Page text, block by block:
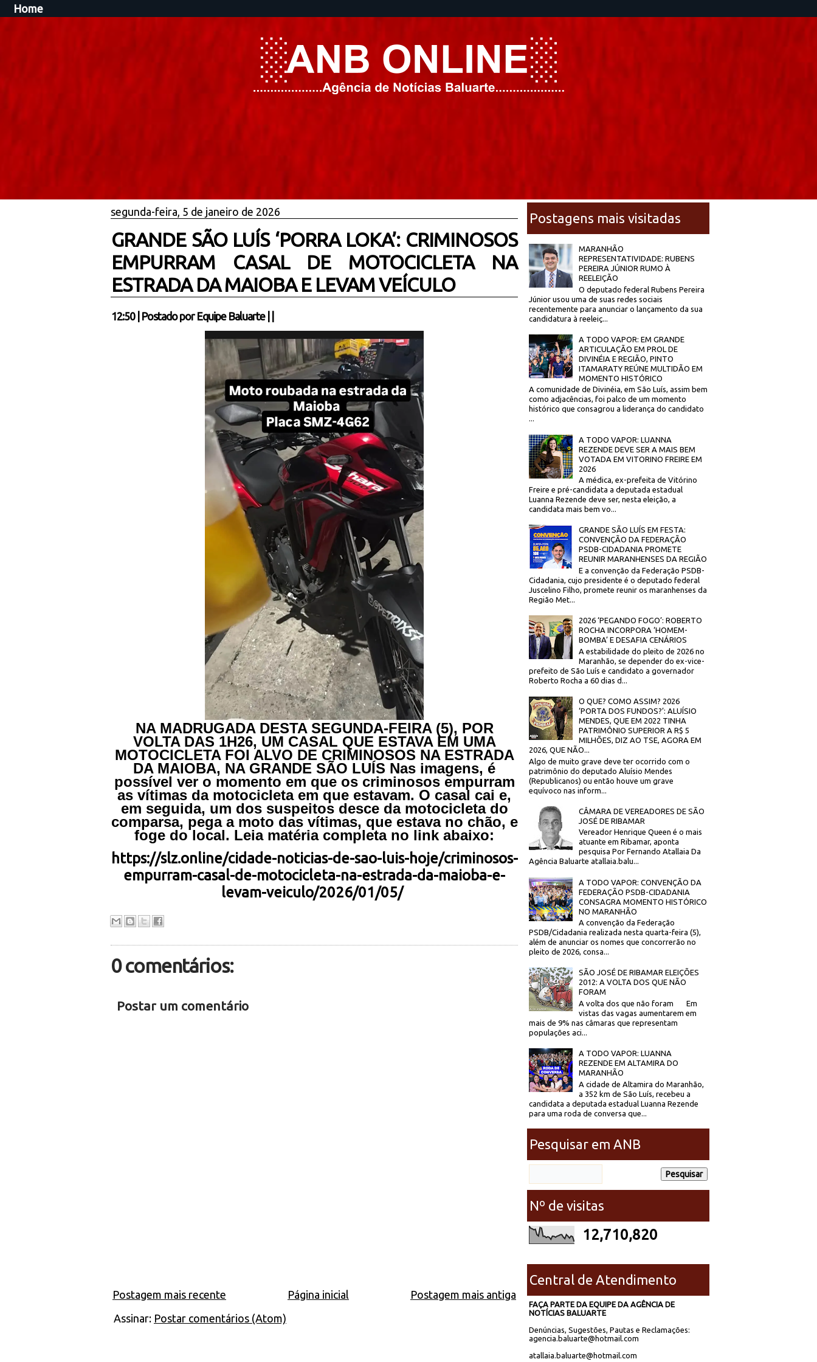
Home
segunda-feira, 5 de janeiro de 2026
GRANDE SÃO LUÍS ‘PORRA LOKA’: CRIMINOSOS
EMPURRAM CASAL DE MOTOCICLETA NA
ESTRADA DA MAIOBA E LEVAM VEÍCULO
12:50| Postado por Equipe Baluarte
NA MADRUGADA DESTA SEGUNDA-FEIRA (5), POR
VOLTA DAS 1H26, UM CASAL QUE ESTAVA EM UMA
MOTOCICLETA FOI ALVO DE CRIMINOSOS NA ESTRADA
DA MAIOBA, NA GRANDE SÃO LUÍS Nas imagens, é
possível ver o momento em que os criminosos empurram
as vítimas da motocicleta em que estavam. O casal cai e,
em seguida, um dos suspeitos desce da motocicleta do
comparsa, pega a moto das vítimas, que estava no chão, e
foge do local. Leia matéria completa no link abaixo:
https://slz.online/cidade-noticias-de-sao-luis-hoje/criminosos-
empurram-casal-de-motocicleta-na-estrada-da-maioba-e-
levam-veiculo/2026/01/05/
0 comentários:
Postar um comentário
Postagem mais recente Postagem mais antiga
Página inicial
Assinar: Postar comentários (Atom)
Postagens mais visitadas
MARANHÃO
REPRESENTATIVIDADE: RUBENS
PEREIRA JÚNIOR RUMO À
REELEIÇÃO
O deputado federal Rubens Pereira
Júnior usou uma de suas redes sociais
recentemente para anunciar o lançamento da sua
candidatura à reeleiç...
A TODO VAPOR: EM GRANDE
ARTICULAÇÃO EM PROL DE
DIVINÉIA E REGIÃO, PINTO
ITAMARATY REÚNE MULTIDÃO EM
MOMENTO HISTÓRICO
A comunidade de Divinéia, em São Luís, assim bem
como adjacências, foi palco de um momento
histórico que consagrou a liderança do candidato
...
A TODO VAPOR: LUANNA
REZENDE DEVE SER A MAIS BEM
VOTADA EM VITORINO FREIRE EM
2026
A médica, ex-prefeita de Vitórino
Freire e pré-candidata a deputada estadual
Luanna Rezende deve ser, nesta eleição, a
candidata mais bem vo...
GRANDE SÃO LUÍS EM FESTA:
CONVENÇÃO DA FEDERAÇÃO
PSDB-CIDADANIA PROMETE
REUNIR MARANHENSES DA REGIÃO
E a convenção da Federação PSDB-
Cidadania, cujo presidente é o deputado federal
Juscelino Filho, promete reunir os maranhenses da
Região Met...
2026 ‘PEGANDO FOGO’: ROBERTO
ROCHA INCORPORA ‘HOMEM-
BOMBA’ E DESAFIA CENÁRIOS
A estabilidade do pleito de 2026 no
Maranhão, se depender do ex-vice-
prefeito de São Luís e candidato a governador
Roberto Rocha a 60 dias d...
O QUE? COMO ASSIM? 2026
‘PORTA DOS FUNDOS?’: ALUÍSIO
MENDES, QUE EM 2022 TINHA
PATRIMÔNIO SUPERIOR A R$ 5
MILHÕES, DIZ AO TSE, AGORA EM
2026, QUE NÃO...
Algo de muito grave deve ter ocorrido com o
patrimônio do deputado Aluísio Mendes
(Republicanos) ou então houve um grave
equívoco nas inform...
CÂMARA DE VEREADORES DE SÃO
JOSÉ DE RIBAMAR
Vereador Henrique Queen é o mais
atuante em Ribamar, aponta
pesquisa Por Fernando Atallaia Da
Agência Baluarte atallaia.balu...
A TODO VAPOR: CONVENÇÃO DA
FEDERAÇÃO PSDB-CIDADANIA
CONSAGRA MOMENTO HISTÓRICO
NO MARANHÃO
A convenção da Federação
PSDB/Cidadania realizada nesta quarta-feira (5),
além de anunciar os nomes que concorrerão no
pleito de 2026, consa...
SÃO JOSÉ DE RIBAMAR ELEIÇÕES
2012: A VOLTA DOS QUE NÃO
FORAM
A volta dos que não foram Em
vistas das vagas aumentarem em
mais de 9% nas câmaras que representam
populações aci...
A TODO VAPOR: LUANNA
REZENDE EM ALTAMIRA DO
MARANHÃO
A cidade de Altamira do Maranhão,
a 352 km de São Luís, recebeu a
candidata a deputada estadual Luanna Rezende
para uma roda de conversa que...
Pesquisar em ANB
Nº de visitas
12,710,820
Central de Atendimento
FAÇA PARTE DA EQUIPE DA AGÊNCIA DE
NOTÍCIAS BALUARTE
Denúncias, Sugestões, Pautas e Reclamações:
agencia.baluarte@hotmail.com
atallaia.baluarte@hotmail.com